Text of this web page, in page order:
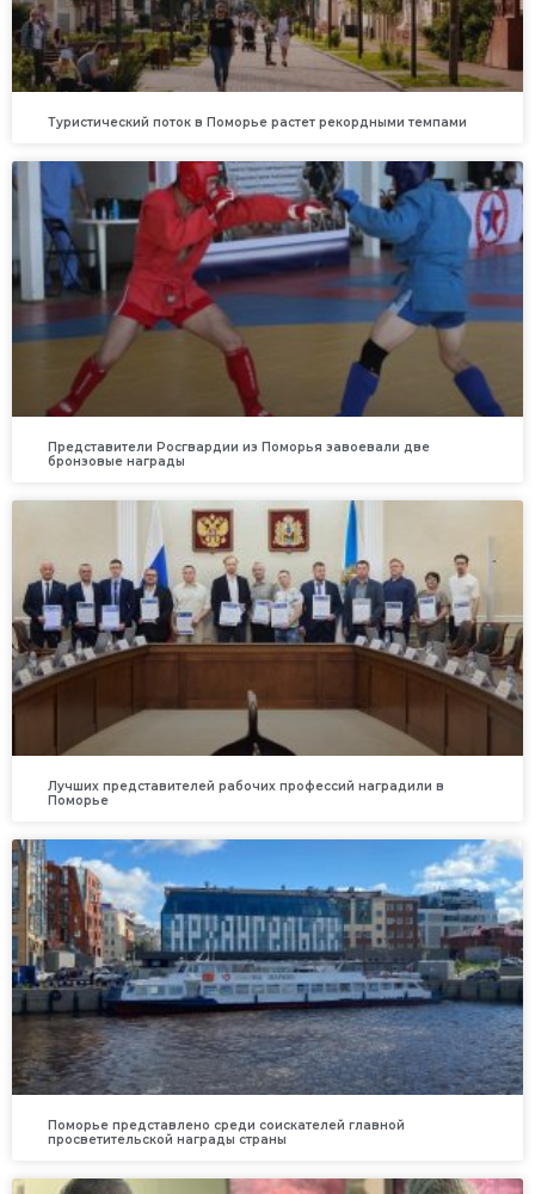
Туристический поток в Поморье растет рекордными темпами
Представители Росгвардии из Поморья завоевали две
бронзовые награды
Лучших представителей рабочих профессий наградили в
Поморье
Поморье представлено среди соискателей главной
просветительской награды страны